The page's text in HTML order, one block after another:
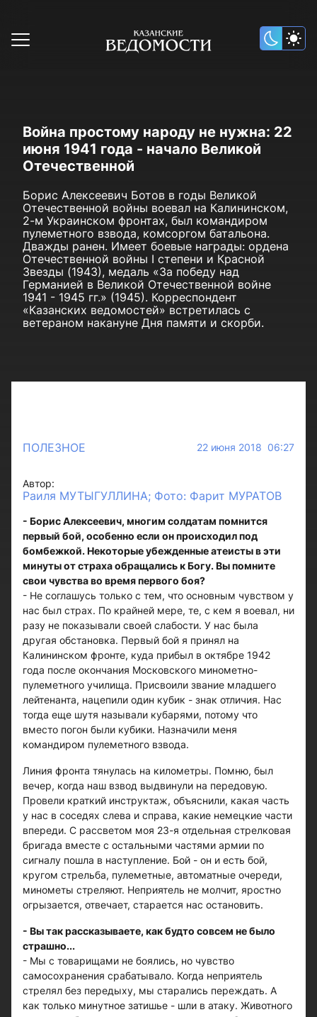
Война простому народу не нужна: 22
июня 1941 года - начало Великой
Отечественной
Борис Алексеевич Ботов в годы Великой
Отечественной войны воевал на Калининском,
2-м Украинском фронтах, был командиром
пулеметного взвода, комсоргом батальона.
Дважды ранен. Имеет боевые награды: ордена
Отечественной войны I степени и Красной
Звезды (1943), медаль «За победу над
Германией в Великой Отечественной войне
1941 - 1945 гг.» (1945). Корреспондент
«Казанских ведомостей» встретилась с
ветераном накануне Дня памяти и скорби.
ПОЛЕЗНОЕ 22 июня 2018 06:27
Автор:
Раиля МУТЫГУЛЛИНА; Фото: Фарит МУРАТОВ
- Борис Алексеевич, многим солдатам помнится
первый бой, особенно если он происходил под
бомбежкой. Некоторые убежденные атеисты в эти
минуты от страха обращались к Богу. Вы помните
свои чувства во время первого боя?
- Не соглашусь только с тем, что основным чувством у
нас был страх. По крайней мере, те, с кем я воевал, ни
разу не показывали своей слабости. У нас была
другая обстановка. Первый бой я принял на
Калининском фронте, куда прибыл в октябре 1942
года после окончания Московского минометно-
пулеметного училища. Присвоили звание младшего
лейтенанта, нацепили один кубик - знак отличия. Нас
тогда еще шутя называли кубарями, потому что
вместо погон были кубики. Назначили меня
командиром пулеметного взвода.
Линия фронта тянулась на километры. Помню, был
вечер, когда наш взвод выдвинули на передовую.
Провели краткий инструктаж, объяснили, какая часть
у нас в соседях слева и справа, какие немецкие части
впереди. С рассветом моя 23-я отдельная стрелковая
бригада вместе с остальными частями армии по
сигналу пошла в наступление. Бой - он и есть бой,
кругом стрельба, пулеметные, автоматные очереди,
минометы стреляют. Неприятель не молчит, яростно
огрызается, отвечает, старается нас остановить.
- Вы так рассказываете, как будто совсем не было
страшно...
- Мы с товарищами не боялись, но чувство
самосохранения срабатывало. Когда неприятель
стрелял без передыху, мы старались переждать. А
как только минутное затишье - шли в атаку. Животного